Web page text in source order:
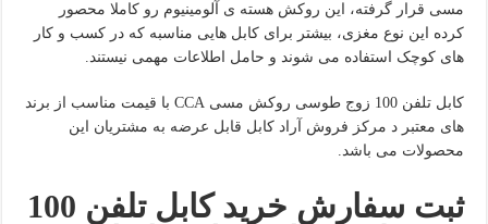
مسی قرار گرفته، این روکش هسته ی آلومینیوم رو کاملا محصور
کرده این نوع مغزی، بیشتر برای کابل هایی مناسبه که در کسب و کار
های کوچک استفاده می شوند و حامل اطلاعات مهمی نیستند.
کابل تلفن 100 زوج طوسی روکش مسی CCA با قیمت مناسب از برند
های معتبر د مرکز فروش آراد کابل قابل عرضه به مشتریان این
محصولات می باشد.
ثبت سفارش خرید کابل تلفن 100